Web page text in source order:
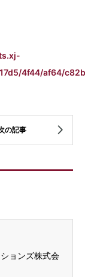
4f44/af64/
ョンズ株式会